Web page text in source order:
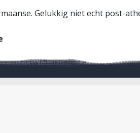
Gelukkig niet echt post-